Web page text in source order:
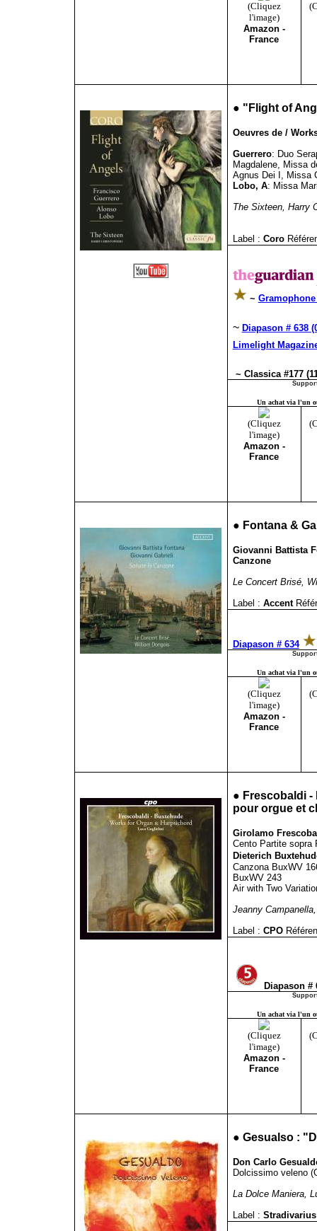
(Cliquez
l'image)
Amazon -
France
● " Flight of
Oeuvres de /
Guerrero: Duo
Magdalene, Missa
Agnus Dei I, Missa
Lobo, A: Missa
The Sixteen, Harry
Label : Coro
~ Gramophone
~ Diapason # 638
Limelight
~ Classica #177
Un achat via l'un
(Cliquez
l'image)
Amazon -
France
● Fontana &
Giovanni Battista
Canzone
Le Concert Brisé,
Label : Accent
Diapason # 634
Un achat via l'un
(Cliquez
l'image)
Amazon -
France
● Frescobaldi
pour orgue et
Girolamo
Cento Partite sopra
Dieterich
Canzona BuxWV
BuxWV 243
Air with Two
Jeanny
Label : CPO
Diapason #
Un achat via l'un
(Cliquez
l'image)
Amazon -
France
● Gesualso :
Don Carlo
Dolcissimo veleno
La Dolce Maniera,
Label :